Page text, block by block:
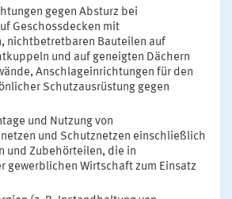
gegen Absturz bei
Geschossdecken mit
nichtbetretbaren Bauteilen auf
und auf geneigten Dächern
Anschlageinrichtungen für den
Schutzausrüstung gegen
und Nutzung von
und Schutznetzen einschließlich
und Zubehörteilen, die in
gewerblichen Wirtschaft zum Einsatz